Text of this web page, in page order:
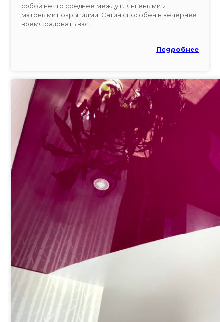
собой нечто среднее между глянцевыми и
матовыми покрытиями. Сатин способен в вечернее
время радовать вас.
Подробнее